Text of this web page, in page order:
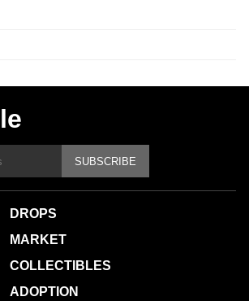
SUBSCRIBE
DROPS
MARKET
COLLECTIBLES
ADOPTION